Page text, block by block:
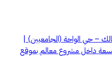
– حي الواحة (الجامعيين) |
داخل مشروع معالم بموقع